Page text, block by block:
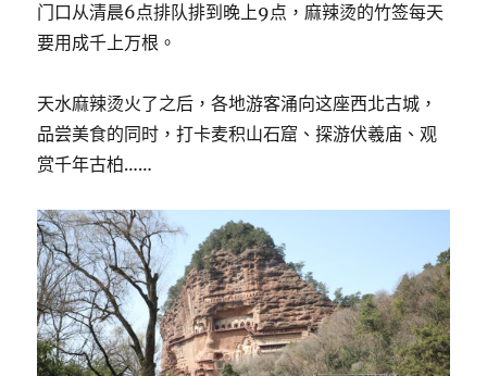
门口从清晨6点排队排到晚上9点，麻辣烫的竹签每天
要用成千上万根。
天水麻辣烫火了之后，各地游客涌向这座西北古城，
品尝美食的同时，打卡麦积山石窟、探游伏羲庙、观
赏千年古柏……